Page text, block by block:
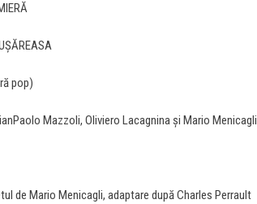
pop)
Mazzoli, Oliviero Lacagnina și Mario Menicagli
de Mario Menicagli, adaptare după Charles Perrault